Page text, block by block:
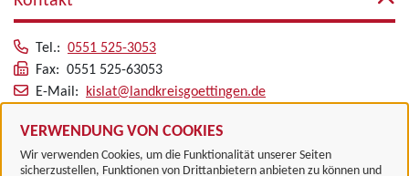
VERWENDUNG VON COOKIES
Wir verwenden Cookies, um die Funktionalität unserer Seiten
sicherzustellen, Funktionen von Drittanbietern anbieten zu können und
Tel.: 0551 525-3053
Fax: 0551 525-63053
E-Mail:
kislat@landkreisgoettingen.de
Alle zugeordneten Einrichtungen